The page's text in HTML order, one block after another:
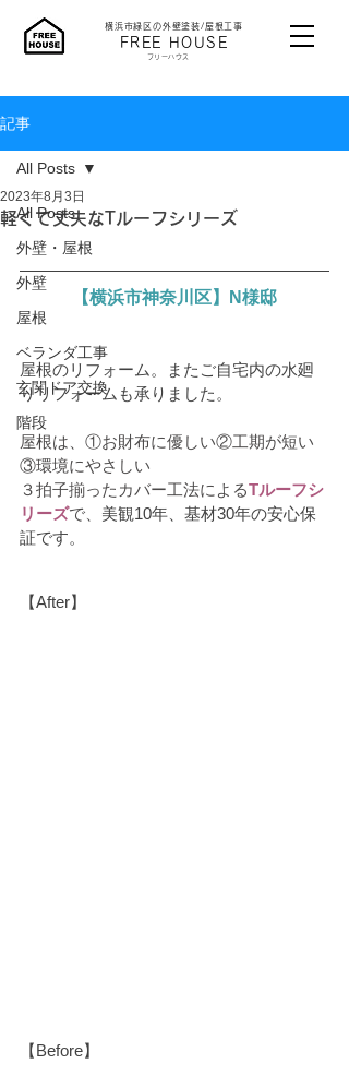
横浜市緑区の外壁塗装/屋根工事
​FREE HOUSE
​フリーハウス
記事
All Posts
外壁・屋根
外壁
屋根
ベランダ工事
玄関ドア交換
階段
All Posts
軽くて丈夫なTルーフシリーズ
2023年8月3日
【横浜市神奈川区】N様邸
屋根のリフォーム。またご自宅内の水廻
りリフォームも承りました。
屋根は、①お財布に優しい②工期が短い
③環境にやさしい
３拍子揃ったカバー工法によるTルーフシ
リーズで、 美観10年、基材30年の安心保
証です。
【After】
【Before】